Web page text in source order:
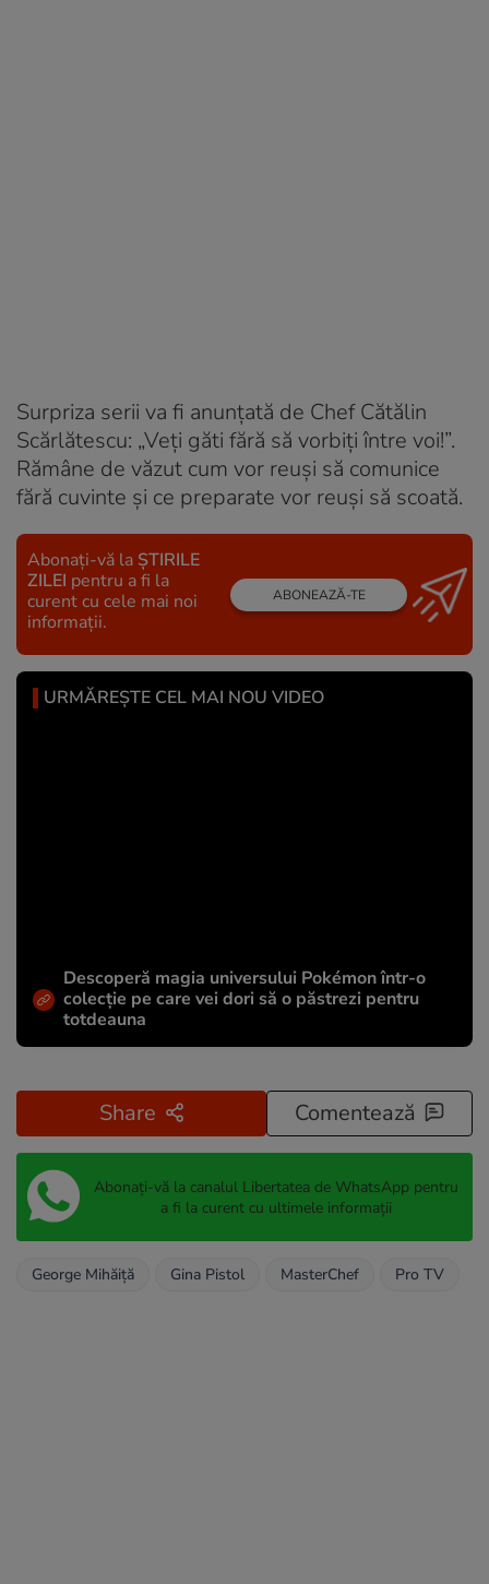
Surpriza serii va fi anunțată de Chef Cătălin
Scărlătescu: „Veți găti fără să vorbiți între voi!”.
Rămâne de văzut cum vor reuși să comunice
fără cuvinte și ce preparate vor reuși să scoată.
Abonați-vă la ȘTIRILE
ZILEI pentru a fi la
curent cu cele mai noi
informații.
ABONEAZĂ-TE
URMĂREȘTE CEL MAI NOU VIDEO
Descoperă magia universului Pokémon într-o
colecție pe care vei dori să o păstrezi pentru
totdeauna
Share Comentează
Abonați-vă la canalul Libertatea de WhatsApp pentru
a fi la curent cu ultimele informații
George Mihăiță Gina Pistol MasterChef Pro TV